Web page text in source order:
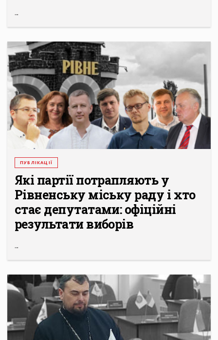
...
ПУБЛІКАЦІЇ
Які партії потрапляють у
Рівненську міську раду і хто
стає депутатами: офіційні
результати виборів
...